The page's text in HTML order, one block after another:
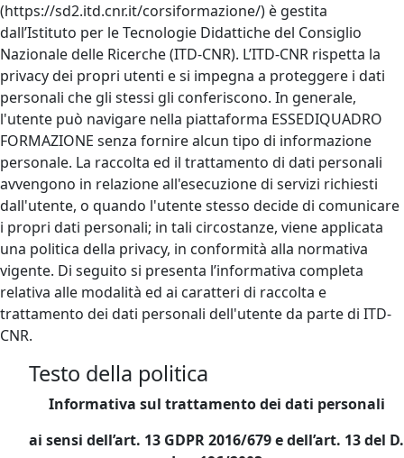
(https://sd2.itd.cnr.it/corsiformazione/) è gestita
dall’Istituto per le Tecnologie Didattiche del Consiglio
Nazionale delle Ricerche (ITD-CNR). L’ITD-CNR rispetta la
privacy dei propri utenti e si impegna a proteggere i dati
personali che gli stessi gli conferiscono. In generale,
l'utente può navigare nella piattaforma ESSEDIQUADRO
FORMAZIONE senza fornire alcun tipo di informazione
personale. La raccolta ed il trattamento di dati personali
avvengono in relazione all'esecuzione di servizi richiesti
dall'utente, o quando l'utente stesso decide di comunicare
i propri dati personali; in tali circostanze, viene applicata
una politica della privacy, in conformità alla normativa
vigente. Di seguito si presenta l’informativa completa
relativa alle modalità ed ai caratteri di raccolta e
trattamento dei dati personali dell'utente da parte di ITD-
CNR.
Testo della politica
Informativa sul trattamento dei dati personali
ai sensi dell’art. 13 GDPR 2016/679 e dell’art. 13 del D.